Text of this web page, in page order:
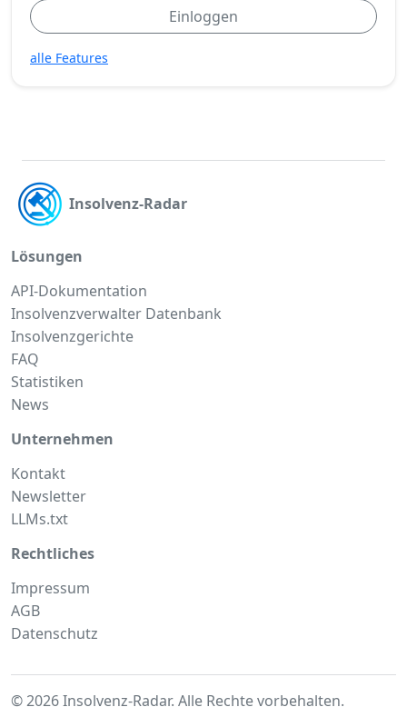
Einloggen
alle Features
Insolvenz-Radar
Lösungen
API-Dokumentation
Insolvenzverwalter Datenbank
Insolvenzgerichte
FAQ
Statistiken
News
Unternehmen
Kontakt
Newsletter
LLMs.txt
Rechtliches
Impressum
AGB
Datenschutz
© 2026 Insolvenz-Radar. Alle Rechte vorbehalten.